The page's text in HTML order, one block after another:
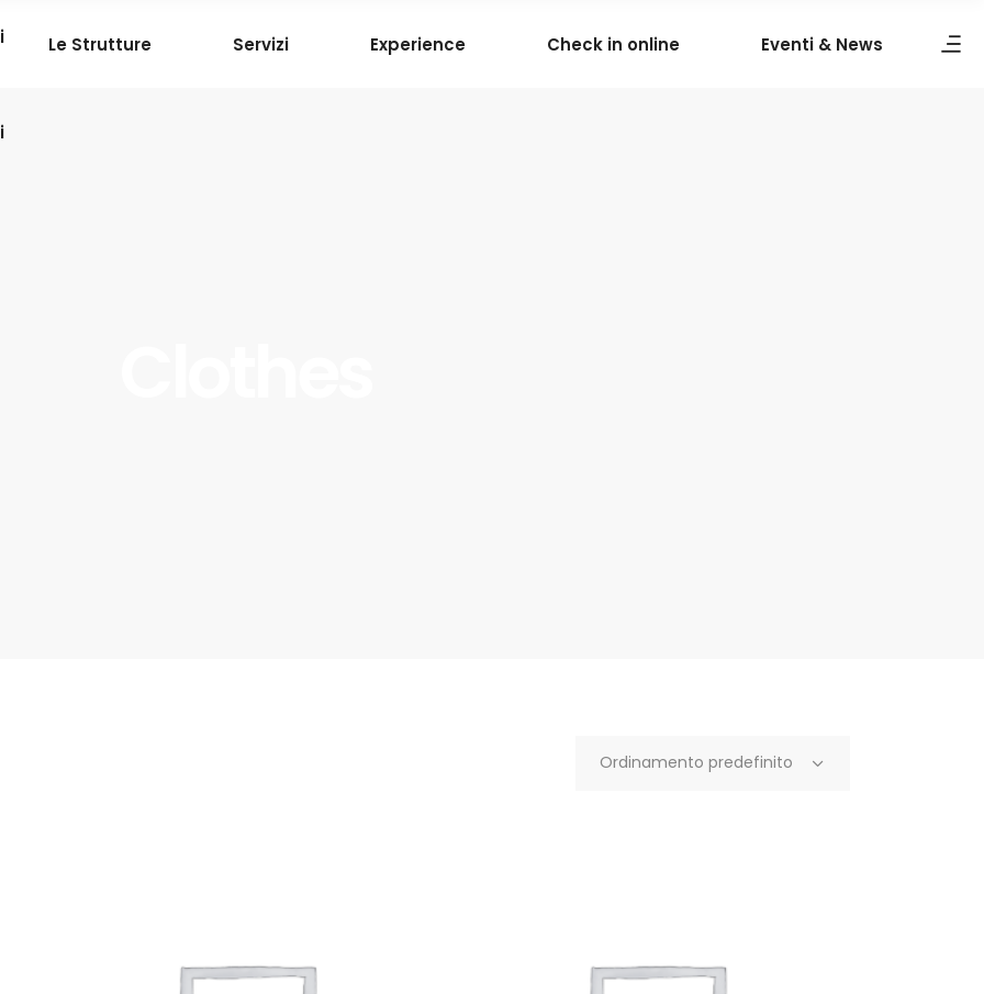
Le Strutture Servizi Experience Check in online Eventi & News
Ordinamento predefinito